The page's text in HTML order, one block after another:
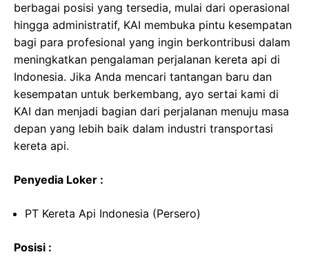
berbagai posisi yang tersedia, mulai dari operasional
hingga administratif, KAI membuka pintu kesempatan
bagi para profesional yang ingin berkontribusi dalam
meningkatkan pengalaman perjalanan kereta api di
Indonesia. Jika Anda mencari tantangan baru dan
kesempatan untuk berkembang, ayo sertai kami di
KAI dan menjadi bagian dari perjalanan menuju masa
depan yang lebih baik dalam industri transportasi
kereta api.
Penyedia Loker :
PT Kereta Api Indonesia (Persero)
Posisi :